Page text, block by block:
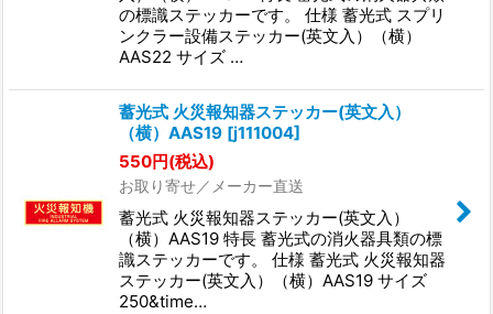
の標識ステッカーです。 仕様 蓄光式 スプリ
ンクラー設備ステッカー(英文入）（横）
AAS22 サイズ …
蓄光式 火災報知器ステッカー(英文入）
（横）AAS19 [j111004]
550円(税込)
お取り寄せ／メーカー直送
蓄光式 火災報知器ステッカー(英文入）
（横）AAS19 特長 蓄光式の消火器具類の標
識ステッカーです。 仕様 蓄光式 火災報知器
ステッカー(英文入）（横）AAS19 サイズ
250&time…